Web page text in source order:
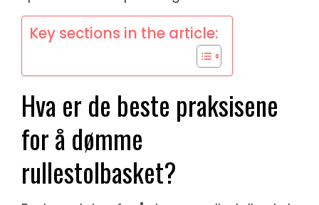
Key sections in the article:
Hva er de beste praksisene
for å dømme
rullestolbasket?